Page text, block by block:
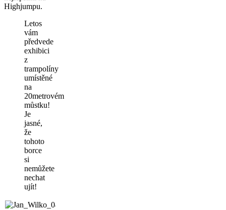
Highjumpu.
Letos
vám
předvede
exhibici
z
trampolíny
umístěné
na
20metrovém
můstku!
Je
jasné,
že
tohoto
borce
si
nemůžete
nechat
ujít!